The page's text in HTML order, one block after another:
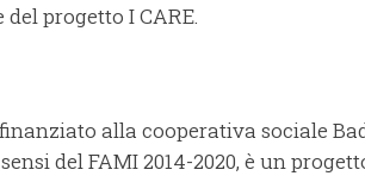
progetto I CARE.
finanziato alla cooperativa sociale
del FAMI 2014-2020, è un